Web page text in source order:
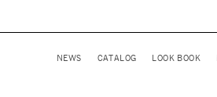
NEWS CATALOG LOOK BOOK